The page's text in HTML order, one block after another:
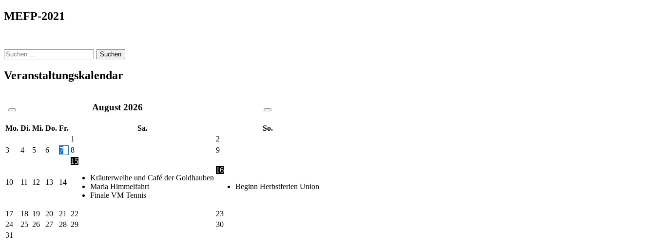
MEFP-2021
Suche
nach:
Veranstaltungskalendar
August 2026
Mo. Di. Mi. Do. Fr. Sa.
So.
1
2
3
4 5 6 7 8 9
10 11 12 13 14
15
Kräuterweihe und Café der Goldhauben
Maria Himmelfahrt
Finale VM Tennis
16
Beginn Herbstferien Union
17 18 19 20 21 22
23
24
25 26 27 28 29
30
31